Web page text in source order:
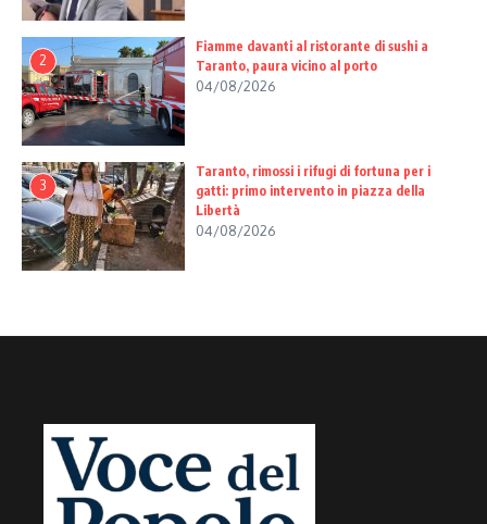
2
Fiamme davanti al ristorante di sushi a
Taranto, paura vicino al porto
04/08/2026
3
Taranto, rimossi i rifugi di fortuna per i
gatti: primo intervento in piazza della
Libertà
04/08/2026